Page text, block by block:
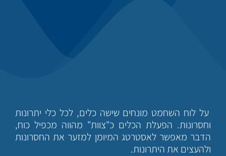
על לוח השחמט מונחים שישה כלים, לכל כלי יתרונות
וחסרונות. הפעלת הכלים כ"צוות" מהווה מכפיל כוח,
הדבר מאפשר לאסטרטג המיומן למזער את החסרונות
ולהעצים את היתרונות.